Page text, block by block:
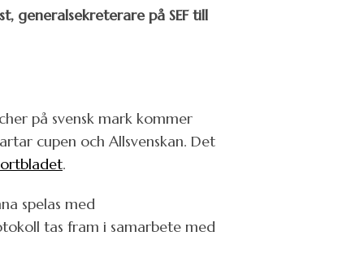
generalsekreterare på SEF till
på svensk mark kommer
cupen och Allsvenskan. Det
.
spelas med
tas fram i samarbete med